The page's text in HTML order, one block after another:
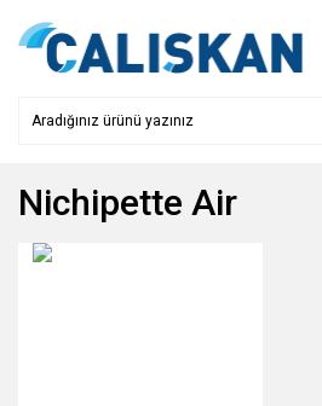
Nichipette Air